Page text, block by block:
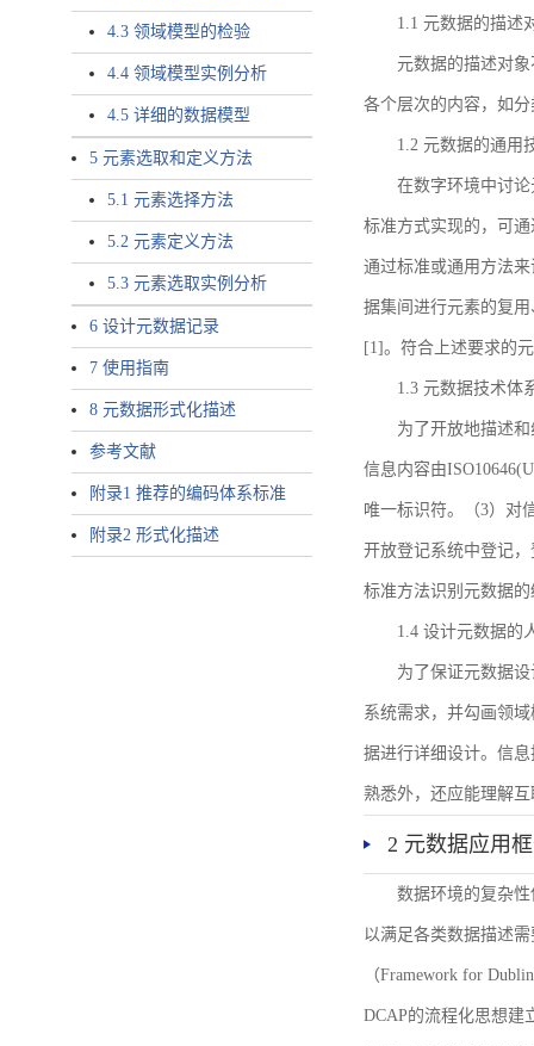
4.3 领域模型的检验
4.4 领域模型实例分析
4.5 详细的数据模型
5 元素选取和定义方法
5.1 元素选择方法
5.2 元素定义方法
5.3 元素选取实例分析
6 设计元数据记录
7 使用指南
8 元数据形式化描述
参考文献
附录1 推荐的编码体系标准
附录2 形式化描述
1.1 元数据的描述
元数据的描述对
各个层次的内容，如
1.2 元数据的通用
在数字环境中讨
标准方式实现的，可
通过标准或通用方法
据集间进行元素的复
[1]。符合上述要求的
1.3 元数据技术体
为了开放地描述
信息内容由
唯一标识符。（3）对
开放登记系统中登记
标准方法识别元数据
1.4 设计元数据的
为了保证元数据
系统需求，并勾画领
据进行详细设计。信
熟悉外，还应能理解
2 元数据应用
数据环境的复杂
以满足各类数据描述
（Framework for
DCAP的流程化思想建